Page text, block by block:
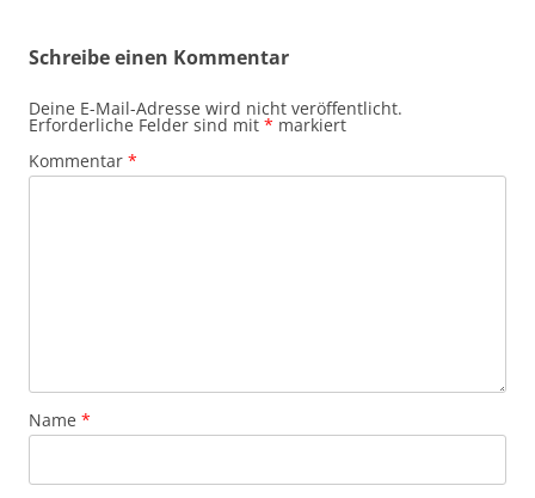
Schreibe einen Kommentar
Deine E-Mail-Adresse wird nicht veröffentlicht.
Erforderliche Felder sind mit * markiert
Kommentar *
Name *